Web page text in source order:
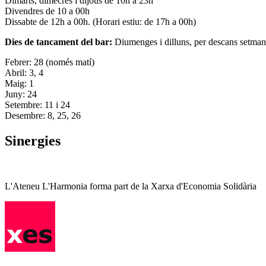
Divendres de 10 a 00h
Dissabte de 12h a 00h. (Horari estiu: de 17h a 00h)
Dies de tancament del bar: Diumenges i dilluns, per descans
Febrer: 28 (només matí)
Abril: 3, 4
Maig: 1
Juny: 24
Setembre: 11 i 24
Desembre: 8, 25, 26
Sinergies
L'Ateneu L'Harmonia forma part de la Xarxa d'Economia Solidària